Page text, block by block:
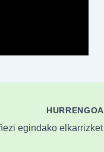
HURRENGOA
elkarrizketa EUP saioan